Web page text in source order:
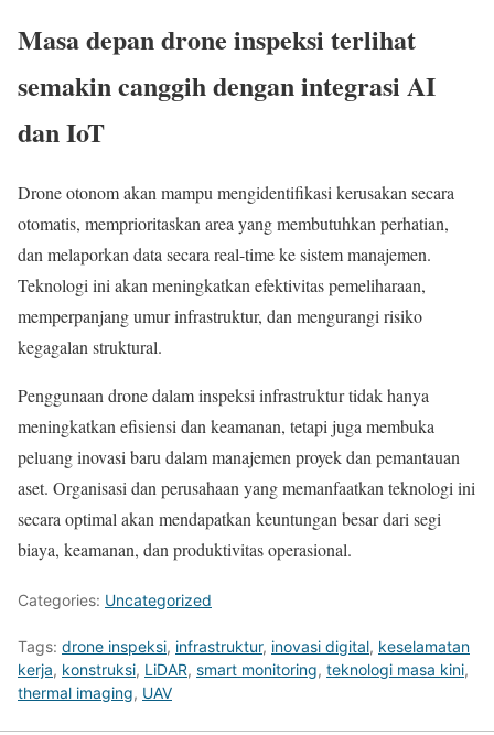
Masa depan drone inspeksi terlihat
semakin canggih dengan integrasi AI
dan IoT
Drone otonom akan mampu mengidentifikasi kerusakan secara
otomatis, memprioritaskan area yang membutuhkan perhatian,
dan melaporkan data secara real-time ke sistem manajemen.
Teknologi ini akan meningkatkan efektivitas pemeliharaan,
memperpanjang umur infrastruktur, dan mengurangi risiko
kegagalan struktural.
Penggunaan drone dalam inspeksi infrastruktur tidak hanya
meningkatkan efisiensi dan keamanan, tetapi juga membuka
peluang inovasi baru dalam manajemen proyek dan pemantauan
aset. Organisasi dan perusahaan yang memanfaatkan teknologi ini
secara optimal akan mendapatkan keuntungan besar dari segi
biaya, keamanan, dan produktivitas operasional.
Categories: Uncategorized
Tags: drone inspeksi, infrastruktur, inovasi digital, keselamatan
kerja, konstruksi, LiDAR, smart monitoring, teknologi masa kini,
thermal imaging, UAV